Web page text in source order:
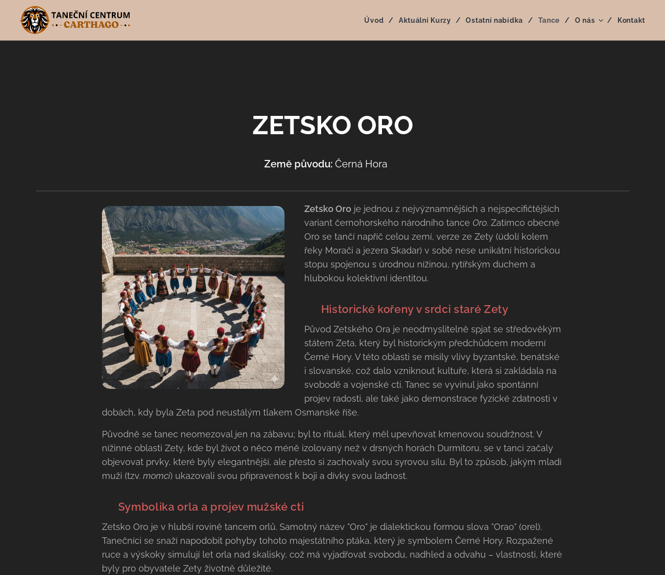
Úvod Aktuální Kurzy Ostatní nabídka Tance O nás Kontakt
ZETSKO ORO
Země původu: Černá Hora
Zetsko Oroje jednou z nejvýznamnějších a nejspecifičtějších
variant černohorského národního tance Oro. Zatímco obecné
Oro se tančí napříč celou zemí, verze ze Zety (údolí kolem
řeky Morači a jezera Skadar) v sobě nese unikátní historickou
stopu spojenou s úrodnou nížinou, rytířským duchem a
hlubokou kolektivní identitou.
Historické kořeny v srdci staré Zety
Původ Zetského Ora je neodmyslitelně spjat se středověkým
státem Zeta, který byl historickým předchůdcem moderní
Černé Hory. V této oblasti se mísily vlivy byzantské, benátské
i slovanské, což dalo vzniknout kultuře, která si zakládala na
svobodě a vojenské cti. Tanec se vyvinul jako spontánní
projev radosti, ale také jako demonstrace fyzické zdatnosti v
dobách, kdy byla Zeta pod neustálým tlakem Osmanské říše.
Původně se tanec neomezoval jen na zábavu; byl to rituál, který měl upevňovat kmenovou soudržnost. V
nížinné oblasti Zety, kde byl život o něco méně izolovaný než v drsných horách Durmitoru, se v tanci začaly
objevovat prvky, které byly elegantnější, ale přesto si zachovaly svou syrovou sílu. Byl to způsob, jakým mladí
muži (tzv. momci) ukazovali svou připravenost k boji a dívky svou ladnost.
🦅 Symbolika orla a projev mužské cti
Zetsko Oro je v hlubší rovině tancem orlů. Samotný název "Oro" je dialektickou formou slova "Orao" (orel).
Tanečníci se snaží napodobit pohyby tohoto majestátního ptáka, který je symbolem Černé Hory. Rozpažené
ruce a výskoky simulují let orla nad skalisky, což má vyjadřovat svobodu, nadhled a odvahu – vlastnosti, které
byly pro obyvatele Zety životně důležité.